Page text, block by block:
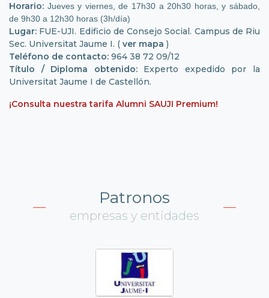
Horario: Jueves y viernes, de 17h30 a 20h30 horas, y sábado,
de 9h30 a 12h30 horas (3h/día)
Lugar: FUE-UJI. Edificio de Consejo Social. Campus de Riu
Sec. Universitat Jaume I. ( ver mapa )
Teléfono de contacto: 964 38 72 09/12
Título / Diploma obtenido:Experto expedido por la
Universitat Jaume I de Castellón.
¡Consulta nuestra tarifa Alumni SAUJI Premium!
Patronos
empresas y entidades